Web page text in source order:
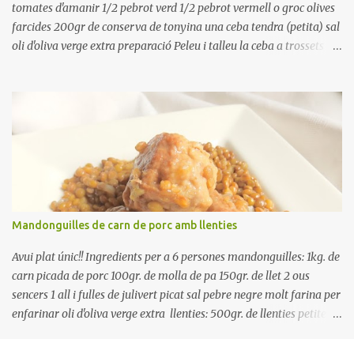
tomates d'amanir 1/2 pebrot verd 1/2 pebrot vermell o groc olives
farcides 200gr de conserva de tonyina una ceba tendra (petita) sal
oli d'oliva verge extra preparació Peleu i talleu la ceba a trossets i
Renteu les tomates i talleu-les a octaus. Talleu les olives a
rodanxes. Una hora abans de portar a la taula, poseu els cigrons,
ben escorreguts, en un bol, amb la resta d'ingredients: les tomates,
el pebrot, la ceba, (escorreguda), les olives i la tonyina esmicolada.
Amaniu amb sal i oli... bon profit!!
Mandonguilles de carn de porc amb llenties
Avui plat únic!! Ingredients per a 6 persones mandonguilles: 1kg. de
carn picada de porc 100gr. de molla de pa 150gr. de llet 2 ous
sencers 1 all i fulles de julivert picat sal pebre negre molt farina per
enfarinar oli d'oliva verge extra llenties: 500gr. de llenties petites